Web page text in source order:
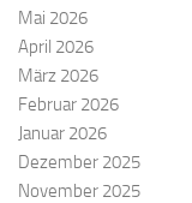
Mai 2026
April 2026
März 2026
Februar 2026
Januar 2026
Dezember 2025
November 2025